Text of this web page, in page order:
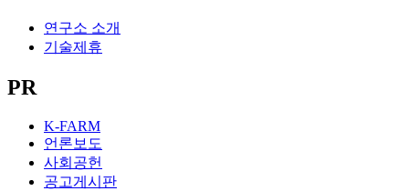
연구소 소개
기술제휴
PR
K-FARM
언론보도
사회공헌
공고게시판